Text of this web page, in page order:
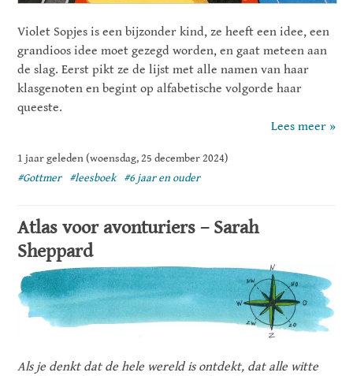
Violet Sopjes is een bijzonder kind, ze heeft een idee, een
grandioos idee moet gezegd worden, en gaat meteen aan
de slag. Eerst pikt ze de lijst met alle namen van haar
klasgenoten en begint op alfabetische volgorde haar
queeste.
Lees meer »
1 jaar geleden (woensdag, 25 december 2024)
#Gottmer
#leesboek #6 jaar en ouder
Atlas voor avonturiers – Sarah
Sheppard
Als je denkt dat de hele wereld is ontdekt, dat alle witte